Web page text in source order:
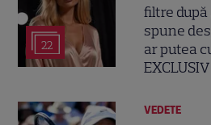
22
filtre după
spune
ar putea
EXCLUSIV
VEDETE